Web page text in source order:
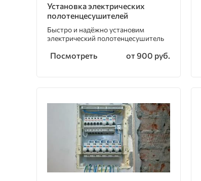
Установка электрических
полотенцесушителей
Быстро и надёжно установим
электрический полотенцесушитель
Посмотреть от 900 руб.